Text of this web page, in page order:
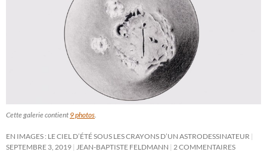
Cette galerie contient 9 photos
EN IMAGES : LE CIEL D’ÉTÉ SOUS LES CRAYONS D’UN ASTRODESSINATEUR
SEPTEMBRE 3, 2019
JEAN-BAPTISTE FELDMANN 2 COMMENTAIRES